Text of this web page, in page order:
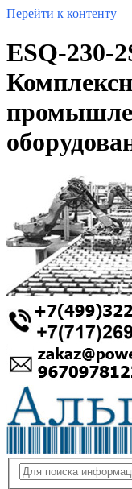
Перейти к контенту
ESQ-230-